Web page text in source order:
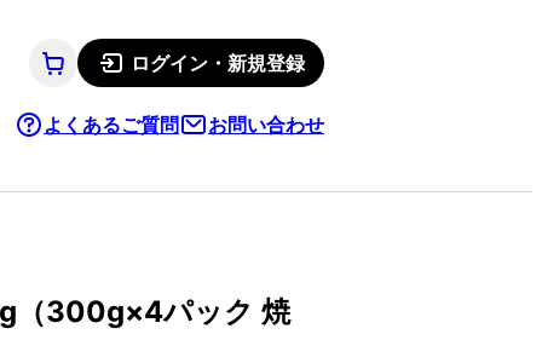
ログイン・新規登録
よくあるご質問 お問い合わせ
（300g×4パック 焼